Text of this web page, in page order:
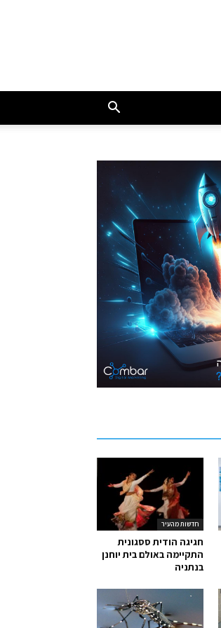
חדשות מהעיר
חגיגה הודית ססגונית
התקיימה באולם בית יוחנן
בנתניה